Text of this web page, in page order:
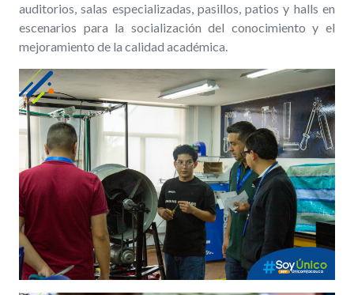
auditorios, salas especializadas, pasillos, patios y halls en
escenarios para la socialización del conocimiento y el
mejoramiento de la calidad académica.